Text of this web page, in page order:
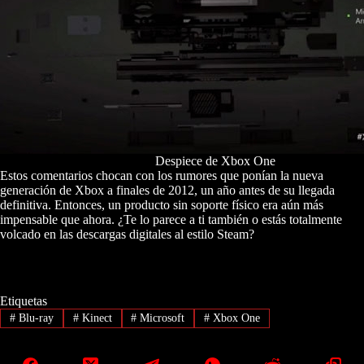
Despiece de Xbox One
Estos comentarios chocan con los rumores que ponían la nueva
generación de Xbox a finales de 2012, un año antes de su llegada
definitiva. Entonces, un producto sin soporte físico era aún más
impensable que ahora. ¿Te lo parece a ti también o estás totalmente
volcado en las descargas digitales al estilo Steam?
Etiquetas
#Blu-ray #Kinect # Microsoft # Xbox One